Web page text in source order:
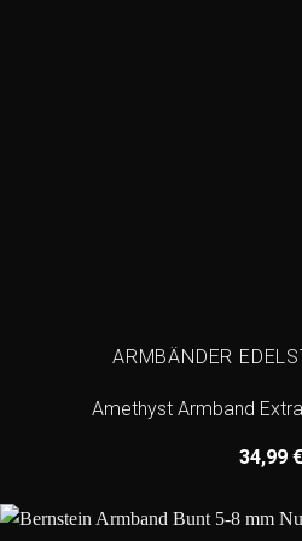
ARMBÄNDER
Amethyst Armband
34,99 €